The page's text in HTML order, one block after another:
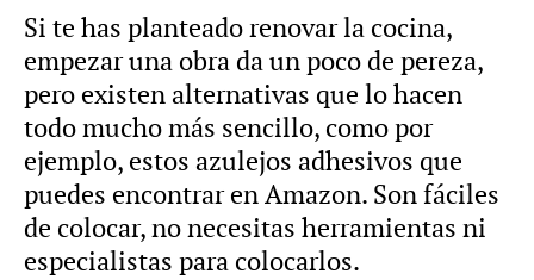
Si te has planteado renovar la cocina,
empezar una obra da un poco de pereza,
pero existen alternativas que lo hacen
todo mucho más sencillo, como por
ejemplo, estos azulejos adhesivos que
puedes encontrar en Amazon. Son fáciles
de colocar, no necesitas herramientas ni
especialistas para colocarlos.